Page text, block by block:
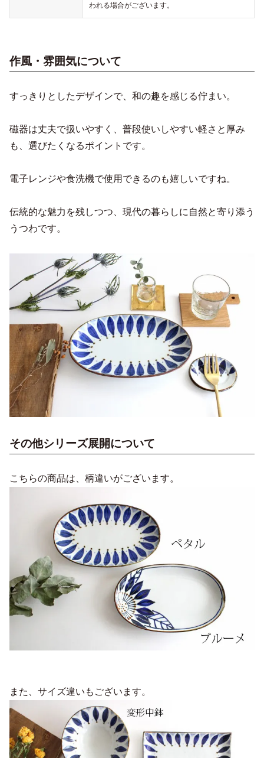
われる場合がございます。
作風・雰囲気について
すっきりとしたデザインで、和の趣を感じる佇まい。
磁器は丈夫で扱いやすく、普段使いしやすい軽さと厚み
も、選びたくなるポイントです。
電子レンジや食洗機で使用できるのも嬉しいですね。
伝統的な魅力を残しつつ、現代の暮らしに自然と寄り添う
うつわです。
その他シリーズ展開について
こちらの商品は、柄違いがございます。
また、サイズ違いもございます。